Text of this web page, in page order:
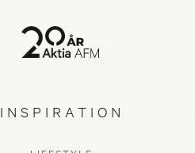
INSPIRATION